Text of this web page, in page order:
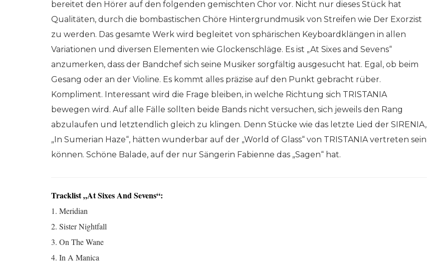
bereitet den Hörer auf den folgenden gemischten Chor vor. Nicht nur dieses Stück hat
Qualitäten, durch die bombastischen Chöre Hintergrundmusik von Streifen wie Der Exorzist
zu werden. Das gesamte Werk wird begleitet von sphärischen Keyboardklängen in allen
Variationen und diversen Elementen wie Glockenschläge. Es ist „At Sixes and Sevens“
anzumerken, dass der Bandchef sich seine Musiker sorgfältig ausgesucht hat. Egal, ob beim
Gesang oder an der Violine. Es kommt alles präzise auf den Punkt gebracht rüber.
Kompliment. Interessant wird die Frage bleiben, in welche Richtung sich TRISTANIA
bewegen wird. Auf alle Fälle sollten beide Bands nicht versuchen, sich jeweils den Rang
abzulaufen und letztendlich gleich zu klingen. Denn Stücke wie das letzte Lied der SIRENIA,
„In Sumerian Haze“, hätten wunderbar auf der „World of Glass“ von TRISTANIA vertreten sein
können. Schöne Balade, auf der nur Sängerin Fabienne das „Sagen“ hat.
Tracklist „At Sixes And Sevens“:
1. Meridian
2. Sister Nightfall
3. On The Wane
4. In A Manica